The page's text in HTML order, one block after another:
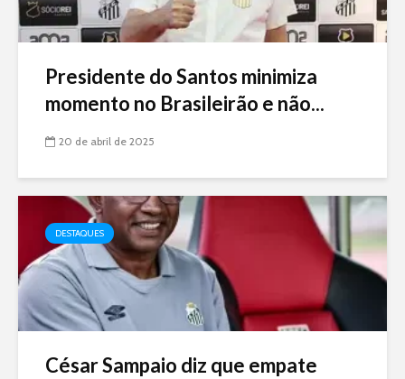
Presidente do Santos minimiza
momento no Brasileirão e não...
20 de abril de 2025
DESTAQUES
César Sampaio diz que empate